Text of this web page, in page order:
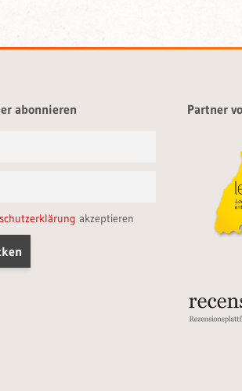
abonnieren
akzeptieren
Partner